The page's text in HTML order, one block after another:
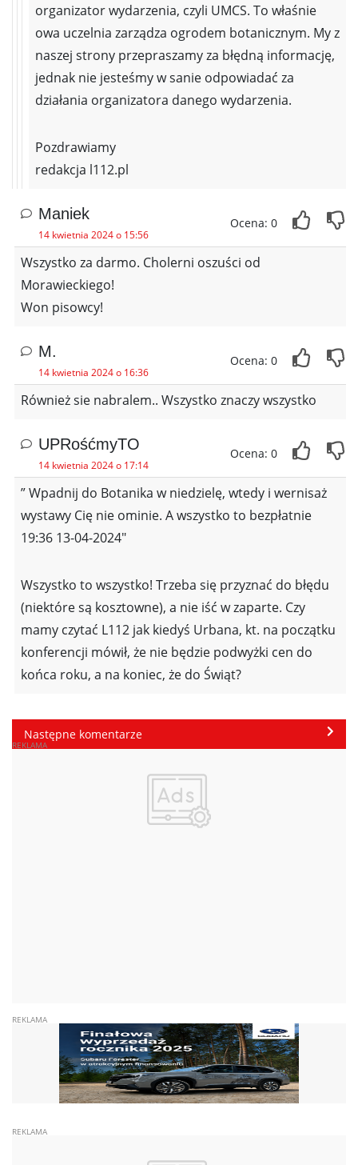
organizator wydarzenia, czyli UMCS. To właśnie
owa uczelnia zarządza ogrodem botanicznym. My z
naszej strony przepraszamy za błędną informację,
jednak nie jesteśmy w sanie odpowiadać za
działania organizatora danego wydarzenia.
Pozdrawiamy
redakcja l112.pl
Maniek
14 kwietnia 2024 o 15:56
Ocena: 0
Wszystko za darmo. Cholerni oszuści od
Morawieckiego!
Won pisowcy!
M.
14 kwietnia 2024 o 16:36
Ocena: 0
Również sie nabralem.. Wszystko znaczy wszystko
UPRośćmyTO
14 kwietnia 2024 o 17:14
Ocena: 0
” Wpadnij do Botanika w niedzielę, wtedy i wernisaż
wystawy Cię nie ominie. A wszystko to bezpłatnie
19:36 13-04-2024″
Wszystko to wszystko! Trzeba się przyznać do błędu
(niektóre są kosztowne), a nie iść w zaparte. Czy
mamy czytać L112 jak kiedyś Urbana, kt. na początku
konferencji mówił, że nie będzie podwyżki cen do
końca roku, a na koniec, że do Świąt?
Następne komentarze